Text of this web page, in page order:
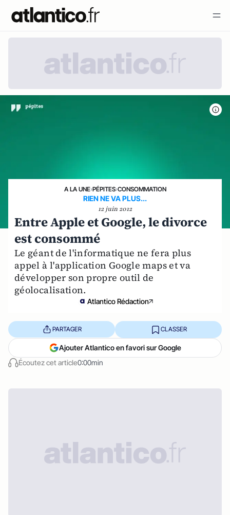
A LA UNE›PÉPITES›CONSOMMATION
RIEN NE VA PLUS...
12 juin 2012
Entre Apple et Google, le divorce
est consommé
Le géant de l'informatique ne fera plus
appel à l'application Google maps et va
développer son propre outil de
géolocalisation.
Atlantico Rédaction
Écoutez cet article0:00min
PARTAGER CLASSER
Ajouter Atlantico en favori sur Google